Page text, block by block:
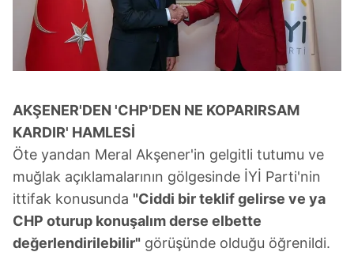
AKŞENER'DEN 'CHP'DEN NE KOPARIRSAM
KARDIR' HAMLESİ
Öte yandan Meral Akşener'in gelgitli tutumu ve
muğlak açıklamalarının gölgesinde İYİ Parti'nin
ittifak konusunda "Ciddi bir teklif gelirse ve ya
CHP oturup konuşalım derse elbette
değerlendirilebilir" görüşünde olduğu öğrenildi.